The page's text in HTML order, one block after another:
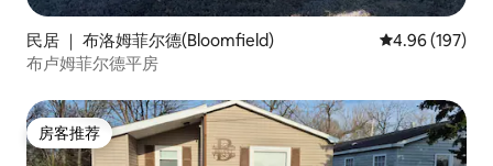
民居 ｜ 布洛姆菲尔德(Bloomfield) 平均评分 4.96
4.96 (197)
布卢姆菲尔德平房
房客推荐
房客推荐